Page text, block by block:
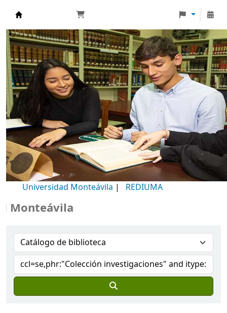
Biblioteca Universidad Monteávila
Universidad Monteávila | REDIUMA